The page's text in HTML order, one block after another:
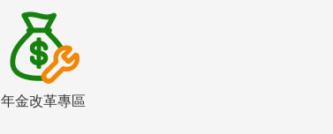
年金改革專區